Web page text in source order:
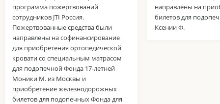
программа пожертвований
сотрудников JTI Россия.
Пожертвованные средства были
направлены на софинансирование
для приобретения ортопедической
кровати со специальным матрасом
для подопечной Фонда 17-летней
Моники М. из Москвы и
приобретение железнодорожных
билетов для подопечных Фонда для
направлены на
билетов для
Ксении Ф.